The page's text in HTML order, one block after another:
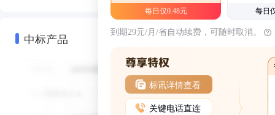
中标产品
每日仅0.48元 每日
到期29元/月/省自动续费，可随时取消。
标讯详情查看
关键电话直连